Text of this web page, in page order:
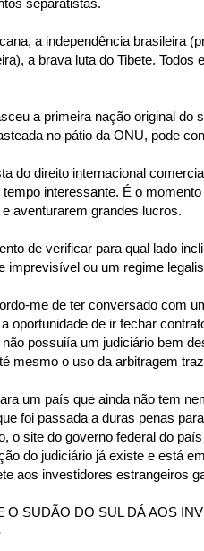
a independência brasileira
a brava luta do Tibete.
a primeira nação original do
no pátio da ONU, pode
do direito internacional
interessante. É o
aventurarem grandes lucros.
de verificar para qual lado
imprevisível ou um regime
me de ter conversado com
oportunidade de ir fechar
possuiía um judiciário bem
mesmo o uso da arbitragem
um país que ainda não tem
foi passada a duras penas
o site do governo federal do
do judiciário já existe e está
aos investidores estrangeiros
O SUDÃO DO SUL DÁ AOS